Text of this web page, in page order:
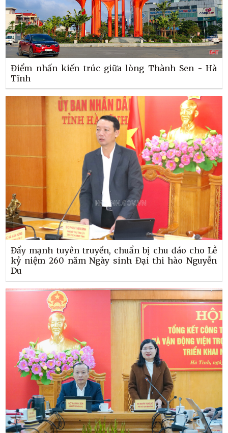
Điểm nhấn kiến trúc giữa lòng Thành Sen - Hà
Tĩnh
Đẩy mạnh tuyên truyền, chuẩn bị chu đáo cho Lễ
kỷ niệm 260 năm Ngày sinh Đại thi hào Nguyễn
Du